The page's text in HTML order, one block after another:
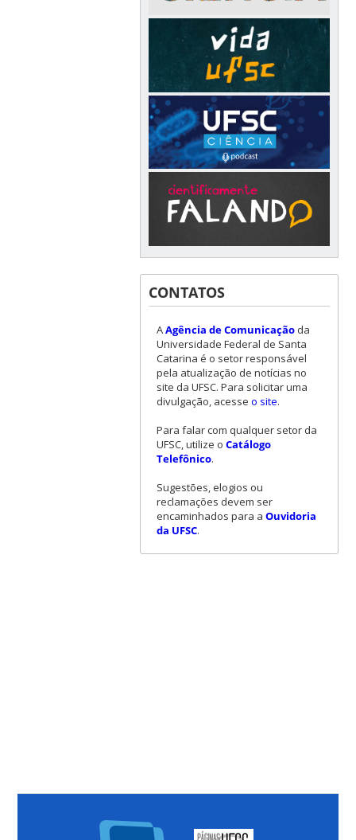
CONTATOS
AAgência de Comunicaçãoda
Universidade Federal de Santa
Catarina é o setor responsável
pela atualização de notícias no
site da UFSC. Para solicitar uma
divulgação, acesse o site.
Para falar com qualquer setor da
UFSC, utilize o Catálogo
Telefônico.
Sugestões, elogios ou
reclamações devem ser
encaminhados para a Ouvidoria
da UFSC.